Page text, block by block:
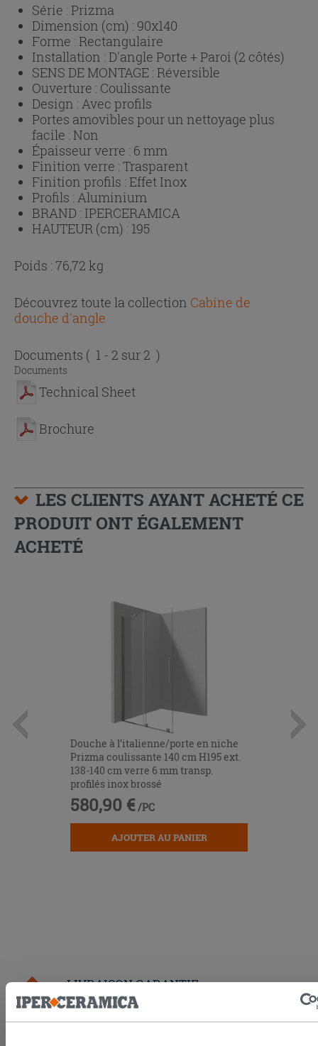
Série :Prizma
Dimension (cm) : 90x140
Forme :Rectangulaire
Installation :D'angle Porte + Paroi (2 côtés)
SENS DE MONTAGE :Réversible
Ouverture : Coulissante
Design : Avec profils
Portes amovibles pour un nettoyage plus
facile :Non
Épaisseur verre : 6 mm
Finition verre :Trasparent
Finition profils :Effet Inox
Profils : Aluminium
BRAND : IPERCERAMICA
HAUTEUR (cm) : 195
Poids : 76,72 kg
Découvrez toute la collection Cabine de
douche d'angle
Documents ( 1 - 2 sur 2 )
Documents
Technical Sheet
Brochure
LES CLIENTS AYANT ACHETÉ CE
PRODUIT ONT ÉGALEMENT
ACHETÉ
Douche à l’italienne/porte en niche
Prizma coulissante 140 cm H195 ext.
138-140 cm verre 6 mm transp.
profilés inox brossé
580,90 € /PC
AJOUTER AU PANIER
LIVRAISON GARANTIE